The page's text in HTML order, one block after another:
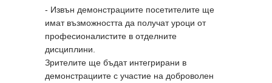
- Извън демонстрациите посетителите ще
имат възможността да получат уроци от
професионалистите в отделните
дисциплини.
Зрителите ще бъдат интегрирани в
демонстрациите с участие на доброволен